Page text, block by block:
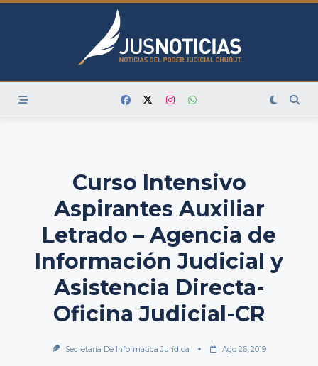
Skip
Curso Intensivo
Aspirantes Auxiliar
Letrado – Agencia de
Información Judicial y
Asistencia Directa-
Oficina Judicial-CR
Secretaría De Informática Jurídica Ago 26, 2019